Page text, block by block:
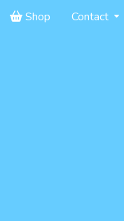
Shop Contact